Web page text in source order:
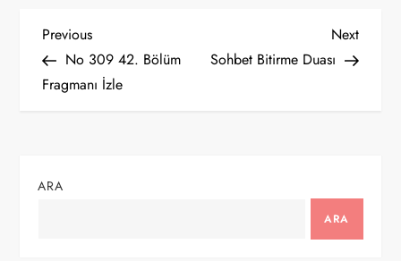
Y
a
Previous
Post
Previous
No 309 42. Bölüm
Fragmanı İzle
Next
Post
Next
Sohbet Bitirme Duası
ARA
ARA